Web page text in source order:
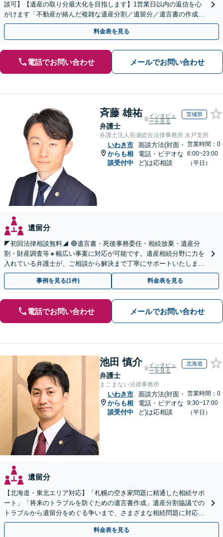
談可】【遺産の取り分最大化を目指します】1営業日以内の返信を心
がけます「不動産が絡んだ複雑な遺産分割／遺留分／遺言書の作成・
執行／事業承継など、お任せください」【休日相談あり】
料金表を見る
電話でお問い合わせ メールでお問い合わせ
斉藤 雄祐
弁護士
インタビュ
ーを見る
茨城県
弁護士法人長瀬総合法律事務所 水戸支所
いわき市
からも相
談受付中
面談方法(対面・
電話・ビデオな
ど)は応相談
営業時間：0
6:00~23:00
（平日）
遺留分
◤初回法律相談無料◢ 🔴遺言書・死後事務委任・相続放棄・遺産分
割・財産調査等🔸幅広い事案に対応が可能です。遺産相続分野に力を
入れている弁護士が、ご相談から解決まで丁寧にサポートいたしま
す。まずはじっくりとお話ししてください。
事例を見る(1件) 料金表を見る
電話でお問い合わせ メールでお問い合わせ
池田 慎介
弁護士
インタビュ
ーを見る
北海道
まこまない法律事務所
いわき市
からも相
談受付中
面談方法(対面・
電話・ビデオな
ど)は応相談
営業時間：0
9:30~17:00
（平日）
遺留分
【北海道・東北エリア対応】「札幌の空き家問題に精通した相続サポ
ート」「将来のトラブルを防ぐための遺言書作成」遺産分割協議での
トラブルから遺留分をめぐる争いまで、さまざまな相続問題に対応し
ています「アクセス良好・WEB面談対応で安心の相談」
料金表を見る